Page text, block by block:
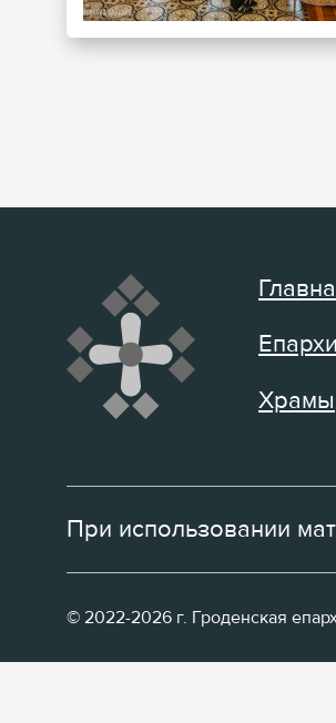
Храмы
При использовании
© 2022-2026 г. Гроденская